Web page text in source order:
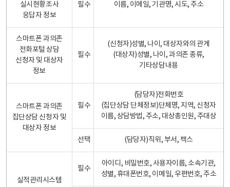
실시현황조사
응답자 정보
필수 이름, 이메일, 기관명, 시도, 주소
스마트폰 과의존
전화포털 상담
신청자 및 대상자
정보
필수
(신청자)성별, 나이, 대상자와의 관계
(대상자)성별, 나이, 과의존 종류,
기타상담내용
스마트폰 과의존
집단상담 신청자 및
대상자 정보
필수
(담당자)전화번호
(집단상담 단체정보)단체명, 지역, 신청자
이름, 상담방법, 주소, 대상총인원, 주대상
선택 (담당자)직위, 부서, 팩스
실적관리시스템
필수
아이디, 비밀번호, 사용자이름, 소속기관,
성별, 휴대폰번호, 이메일, 우편번호, 주소